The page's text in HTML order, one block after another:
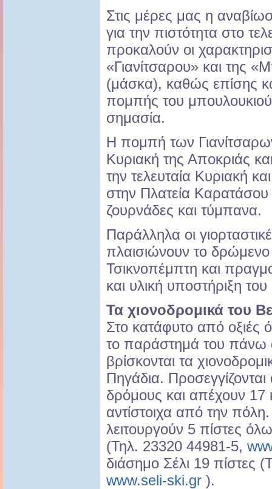
Στις μέρες μας η
για την πιστότητα στο
προκαλούν οι
«Γιανίτσαρου» και της
(μάσκα), καθώς επίσης
πομπής του μπουλουκιού
σημασία.
Η πομπή των
Κυριακή της Αποκριάς
την τελευταία Κυριακή
στην Πλατεία
ζουρνάδες και τύμπανα.
Παράλληλα οι
πλαισιώνουν το δρώμενο
Τσικνοπέμπτη και
και υλική υποστήριξη
Τα χιονοδρομικά του
Στο κατάφυτο από οξιές
το παράστημά του
βρίσκονται τα
Πηγάδια.
δρόμους και απέχουν 17
αντίστοιχα από την
λειτουργούν 5 πίστες
(Τηλ. 23320 44981-5,
διάσημο Σέλι 19 πίστες
www.seli-ski.gr ).